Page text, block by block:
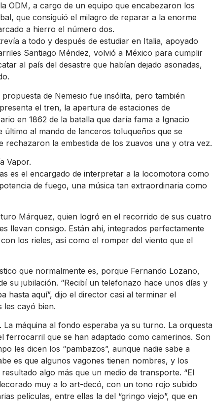
ODM, a cargo de un equipo que encabezaron los
que consiguió el milagro de reparar a la enorme
a hierro el número dos.
a todo y después de estudiar en Italia, apoyado
Santiago Méndez, volvió a México para cumplir
al país del desastre que habían dejado asonadas,
de Nemesio fue insólita, pero también
el tren, la apertura de estaciones de
en 1862 de la batalla que daría fama a Ignacio
al mando de lanceros toluqueños que se
rechazaron la embestida de los zuavos una y otra vez.
Vapor.
es el encargado de interpretar a la locomotora como
de fuego, una música tan extraordinaria como
Márquez, quien logró en el recorrido de sus cuatro
llevan consigo. Están ahí, integrados perfectamente
los rieles, así como el romper del viento que el
que normalmente es, porque Fernando Lozano,
su jubilación. “Recibí un telefonazo hace unos días y
hasta aquí”, dijo el director casi al terminar el
les cayó bien.
máquina al fondo esperaba ya su turno. La orquesta
ferrocarril que se han adaptado como camerinos. Son
les dicen los “pambazos”, aunque nadie sabe a
es que algunos vagones tienen nombres, y los
algo más que un medio de transporte. “El
muy a lo art-decó, con un tono rojo subido
películas, entre ellas la del “gringo viejo”, que en